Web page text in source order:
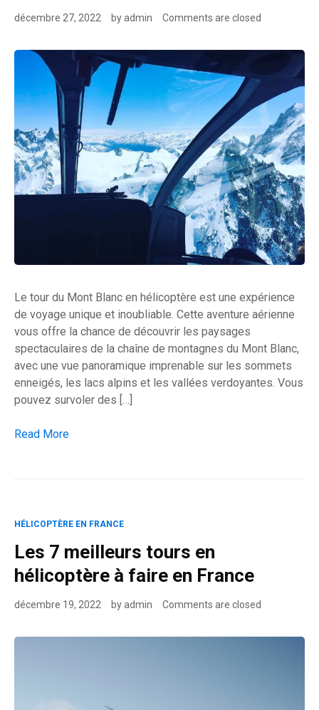
décembre 27, 2022 byadmin Comments are closed
Le tour du Mont Blanc en hélicoptère est une expérience
de voyage unique et inoubliable. Cette aventure aérienne
vous offre la chance de découvrir les paysages
spectaculaires de la chaîne de montagnes du Mont Blanc,
avec une vue panoramique imprenable sur les sommets
enneigés, les lacs alpins et les vallées verdoyantes. Vous
pouvez survoler des […]
Faire le tour du Mont Blanc en hélicoptère
Read More
HÉLICOPTÈRE EN FRANCE
Les 7 meilleurs tours en
hélicoptère à faire en France
décembre 19, 2022 byadmin Comments are closed